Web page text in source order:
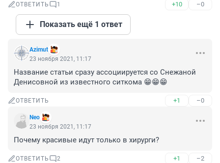
ОТВЕТИТЬ 1 +10 –0
Показать ещё 1 ответ
Azimut
23 ноября 2021, 11:17
Название статьи сразу ассоциируется со Снежаной
Денисовной из известного ситкома 😁😁😁
ОТВЕТИТЬ +1 –0
Nео
23 ноября 2021, 11:17
Почему красивые идут только в хирурги?
ОТВЕТИТЬ 2 +1 –2